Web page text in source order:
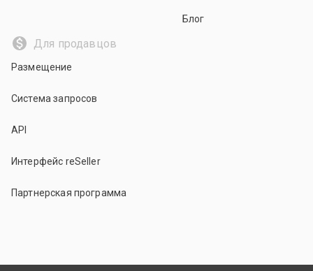
Блог
Для продавцов
Размещение
Система запросов
API
Интерфейс reSeller
Партнерская программа